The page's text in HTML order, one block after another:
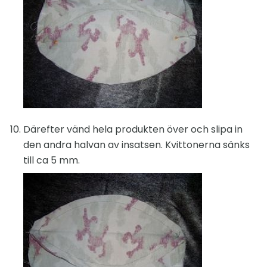
Därefter vänd hela produkten över och slipa in
den andra halvan av insatsen. Kvittonerna sänks
till ca 5 mm.